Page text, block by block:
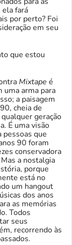
ela fará
por perto? Foi
em seu
que estou
Mixtape é
uma arma para
a paisagem
cheia de
geração
É uma visão
pessoas que
90 foram
conservadora
a nostalgia
porque
está no
um hangout
dos anos
as memórias
Todos
seus
recorrendo às